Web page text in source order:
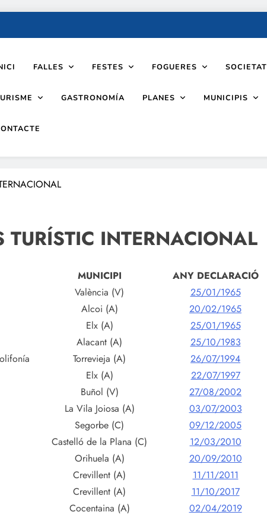
FALLES FESTES FOGUERES SOCIETAT
GASTRONOMÍA PLANES MUNICIPIS
TURÍSTIC INTERNACIONAL
MUNICIPI
ANY DECLARACIÓ
València (V)
25/01/1965
Alcoi (A)
20/02/1965
Elx (A)
25/01/1965
Alacant (A)
25/10/1983
Torrevieja (A)
26/07/1994
Elx (A)
22/07/1997
Buñol (V)
27/08/2002
La Vila Joiosa (A)
03/07/2003
Segorbe (C)
09/12/2005
Castelló de la Plana (C)
12/03/2010
Orihuela (A)
20/09/2010
Crevillent (A)
11/11/2011
Crevillent (A)
11/10/2017
Cocentaina (A) 02/04/2019